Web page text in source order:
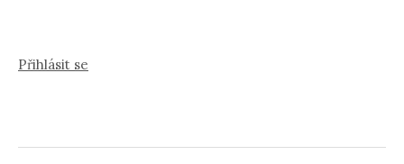
Přihlásit se